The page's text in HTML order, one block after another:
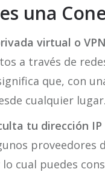
una
virtual o VPN
a través de
que, con
cualquier lugar.
tu dirección IP
proveedores
lo cual puedes